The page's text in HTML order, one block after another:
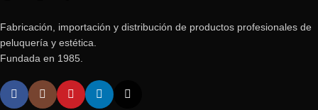
Fabricación, importación y distribución de productos profesionales de
peluquería y estética.
Fundada en 1985.